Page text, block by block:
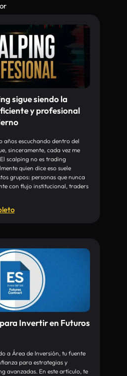
sigue siendo la
y profesional
años escuchando dentro del
sinceramente, cada vez me
scalping no es trading
quien dice eso suele
grupos: personas que nunca
con flujo institucional, traders
Invertir en Futuros
a Área de Inversión, tu fuente
para estrategias y
avanzadas. En este artículo, te